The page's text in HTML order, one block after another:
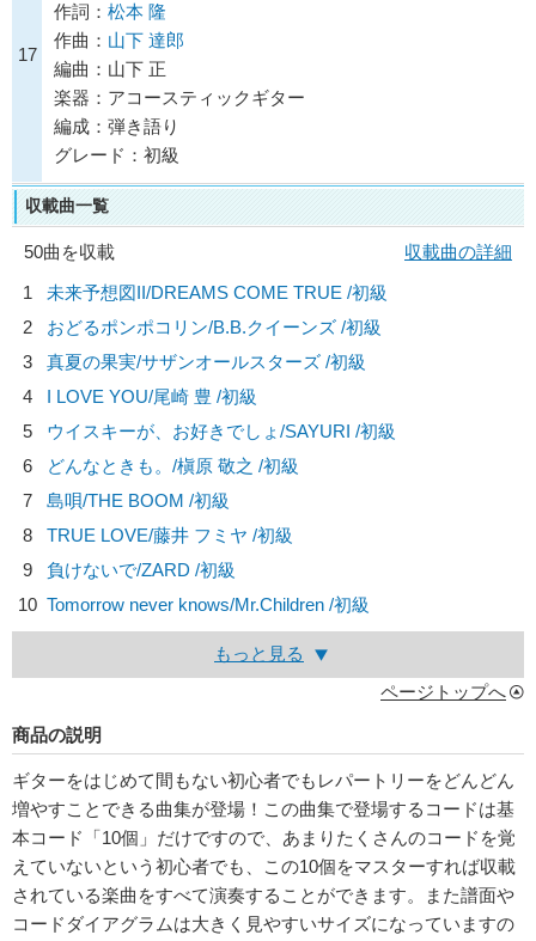
17
作詞： 松本 隆
作曲： 山下 達郎
編曲：山下 正
楽器：アコースティックギター
編成：弾き語り
グレード：初級
収載曲一覧
50曲を収載
収載曲の詳細
1
未来予想図II/DREAMS COME TRUE /初級
2
おどるポンポコリン/B.B.クイーンズ /初級
3
真夏の果実/サザンオールスターズ /初級
4
I LOVE YOU/尾崎 豊 /初級
5
ウイスキーが、お好きでしょ/SAYURI /初級
6
どんなときも。/槇原 敬之 /初級
7
島唄/THE BOOM /初級
8
TRUE LOVE/藤井 フミヤ /初級
9
負けないで/ZARD /初級
10 Tomorrow never knows/Mr.Children /初級
もっと見る
ページトップへ
商品の説明
ギターをはじめて間もない初心者でもレパートリーをどんどん
増やすことできる曲集が登場！この曲集で登場するコードは基
本コード「10個」だけですので、あまりたくさんのコードを覚
えていないという初心者でも、この10個をマスターすれば収載
されている楽曲をすべて演奏することができます。また譜面や
コードダイアグラムは大きく見やすいサイズになっていますの